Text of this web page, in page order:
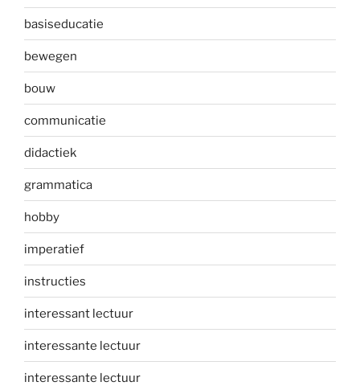
basiseducatie
bewegen
bouw
communicatie
didactiek
grammatica
hobby
imperatief
instructies
interessant lectuur
interessante lectuur
interessante lectuur